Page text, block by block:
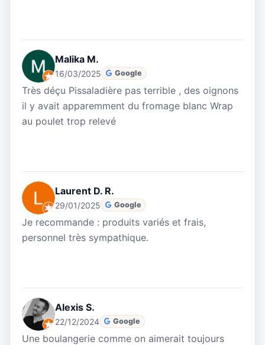
Malika M.
16/03/2025 Google
Très déçu Pissaladière pas terrible , des oignons
il y avait apparemment du fromage blanc Wrap
au poulet trop relevé
Laurent D. R.
29/01/2025 Google
Je recommande : produits variés et frais,
personnel très sympathique.
Alexis S.
22/12/2024 Google
Une boulangerie comme on aimerait toujours